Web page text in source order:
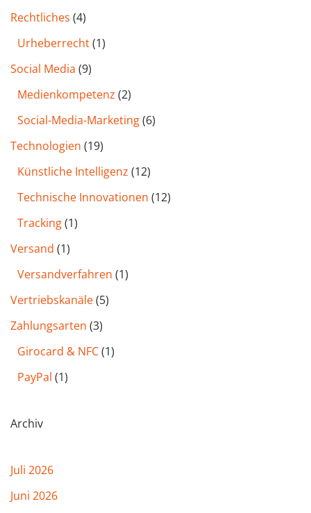
Rechtliches (4)
Urheberrecht(1)
Social Media (9)
Medienkompetenz (2)
Social-Media-Marketing(6)
Technologien (19)
Künstliche Intelligenz (12)
Technische Innovationen (12)
Tracking(1)
Versand (1)
Versandverfahren (1)
Vertriebskanäle(5)
Zahlungsarten (3)
Girocard & NFC(1)
PayPal (1)
Archiv
Juli 2026
Juni 2026